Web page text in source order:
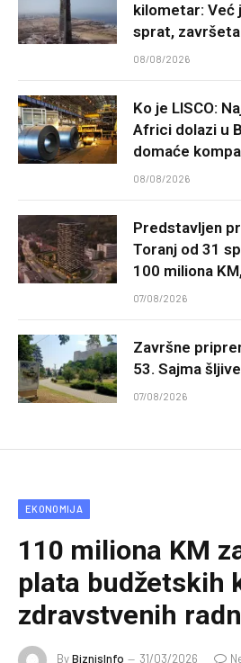
kilometar: Već
sprat,
08/08/2026
Ko je LISCO:
Africi dolazi u
domaće
08/08/2026
Predstavljen
Toranj od 31
100 miliona
07/08/2026
Završne
53. Sajma
07/08/2026
EKONOMIJA
110 miliona KM
plata budžetskih
zdravstvenih
ByBiznisInfo 31/03/2026